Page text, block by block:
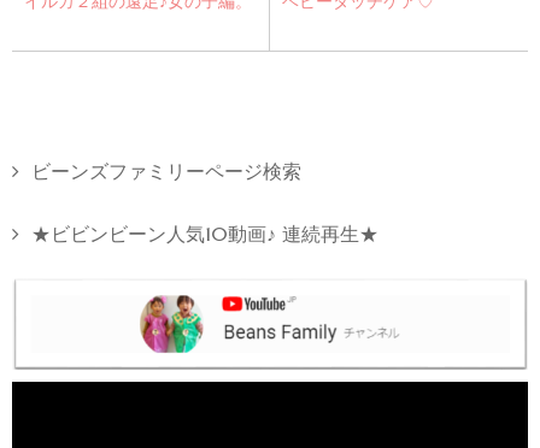
ビーンズファミリーページ検索
★ビビンビーン人気10動画♪ 連続再生★